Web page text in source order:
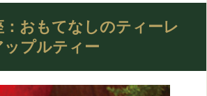
おもてなしのティーレ
プルティー